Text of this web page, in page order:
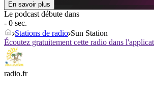
En savoir plus
Le podcast débute dans
- 0 sec.
Stations de radio Sun Station
Écoutez gratuitement cette radio dans
radio.fr